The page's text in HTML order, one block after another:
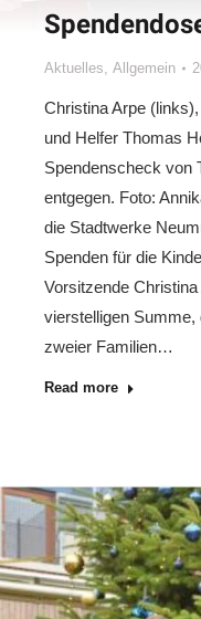
Aktuelles, Allgemein
Christina Arpe
und Helfer Thomas
Spendenscheck von
entgegen. Foto:
die Stadtwerke
Spenden für die
Vorsitzende
vierstelligen
zweier Familien…
Read more